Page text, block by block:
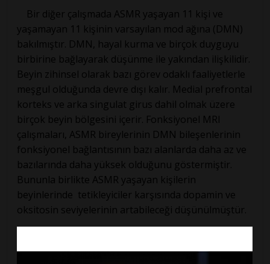
Bir diğer çalışmada ASMR yaşayan 11 kişi ve
yaşamayan 11 kişinin varsayılan mod ağına (DMN)
bakılmıştır. DMN, hayal kurma ve birçok duyguyu
birbirine bağlayarak düşünme ile yakından ilişkilidir.
Beyin zihinsel olarak bazı görev odaklı faaliyetlerle
meşgul olduğunda devre dışı kalır. Medial prefrontal
korteks ve arka singulat girus dahil olmak üzere
birçok beyin bölgesini içerir. Fonksiyonel MRI
çalışmaları, ASMR bireylerinin DMN bileşenlerinin
fonksiyonel bağlantısının bazı alanlarda daha az ve
bazılarında daha yüksek olduğunu göstermiştir.
Bununla birlikte ASMR yaşayan kişilerin
beyinlerinde tetikleyiciler karşısında dopamin ve
oksitosin seviyelerinin artabileceği düşünülmüştür.